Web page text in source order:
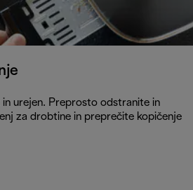
urejen. Preprosto odstranite in
za drobtine in preprečite kopičenje